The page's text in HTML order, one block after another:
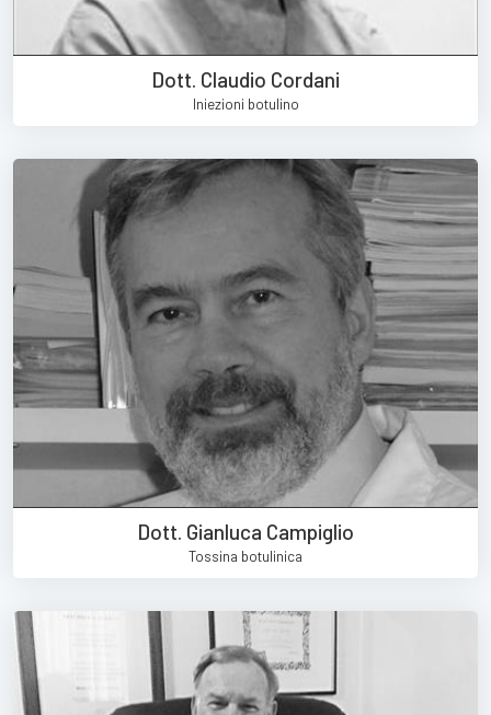
Dott. Claudio Cordani
Iniezioni botulino
Dott. Gianluca Campiglio
Tossina botulinica